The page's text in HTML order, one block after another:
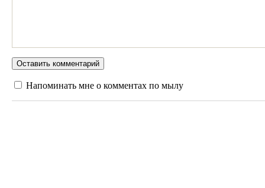
Напоминать мне о комментах по мылу